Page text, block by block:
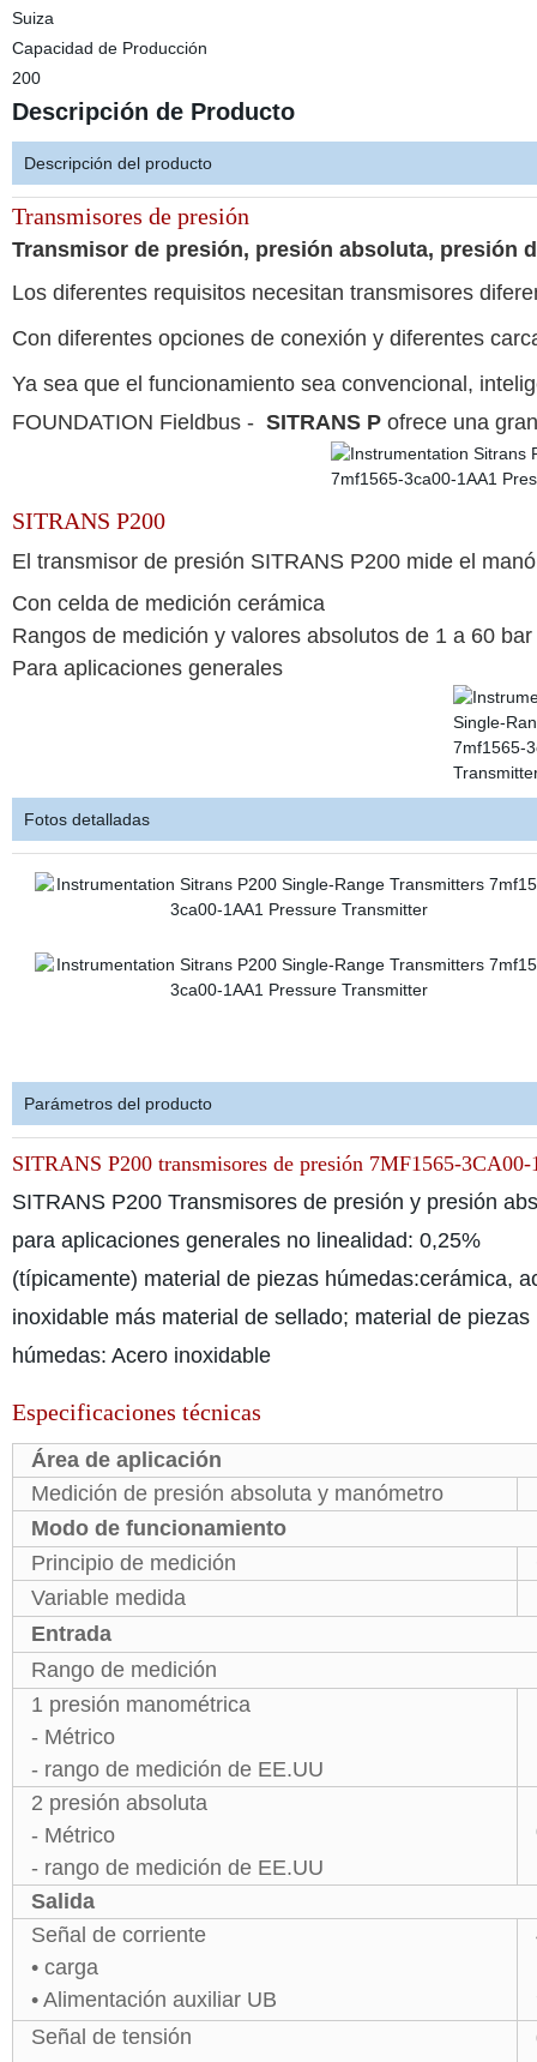
Suiza
Capacidad de Producción
200
Descripción de Producto
Descripción del producto
Transmisores de presión
Transmisor de presión, presión absoluta, presión
Los diferentes requisitos necesitan transmisores
Con diferentes opciones de conexión y diferentes
Ya sea que el funcionamiento sea convencional,
FOUNDATION Fieldbus - SITRANS Pofrece una
SITRANS P200
El transmisor de presión SITRANS P200 mide el
Con celda de medición cerámica
Rangos de medición y valores absolutos de 1 a 60
Para aplicaciones generales
Fotos detalladas
Parámetros del producto
SITRANS P200 transmisores de presión 7MF1565-
SITRANS P200 Transmisores de presión y presión
para aplicaciones generales no linealidad: 0,25%
(típicamente) material de piezas húmedas:cerámica,
inoxidable más material de sellado; material de piezas
húmedas: Acero inoxidable
Especificaciones técnicas
Área de aplicación
Medición de presión absoluta y manómetro
Modo de funcionamiento
Principio de medición
Variable medida
Entrada
Rango de medición
1 presión manométrica
- Métrico
- rango de medición de EE.UU
2 presión absoluta
- Métrico
- rango de medición de EE.UU
Salida
Señal de corriente
• carga
• Alimentación auxiliar UB
Señal de tensión